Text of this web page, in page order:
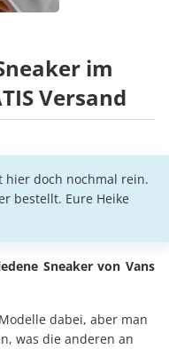
im
Versand
hier doch nochmal rein.
bestellt. Eure Heike
Sneaker von Vans
dabei, aber man
was die anderen an